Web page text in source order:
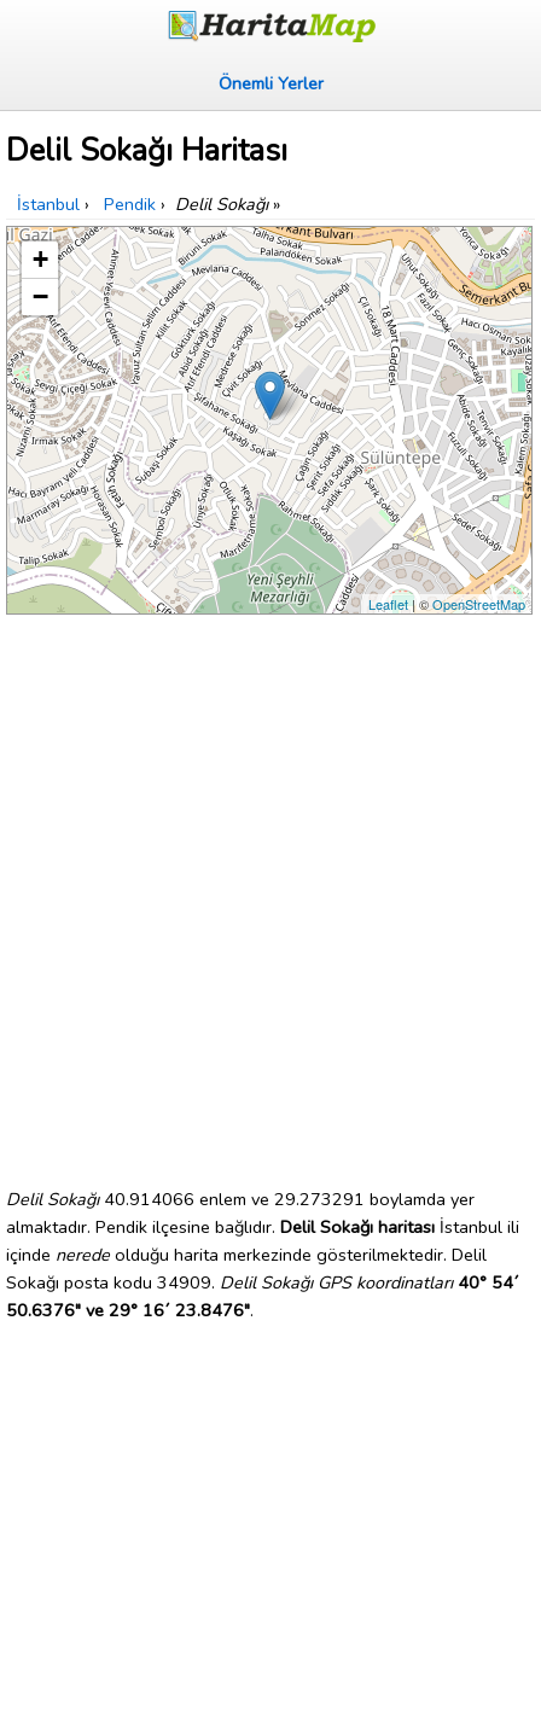
Önemli Yerler
Delil Sokağı Haritası
İstanbul › Pendik › Delil Sokağı»
+
−
Leaflet| ©OpenStreetMap
Delil Sokağı40.914066 enlem ve 29.273291 boylamda yer
almaktadır. Pendik ilçesine bağlıdır. Delil Sokağı haritası İstanbul ili
içinde nerede olduğu harita merkezinde gösterilmektedir. Delil
Sokağı posta kodu 34909. Delil Sokağı GPS koordinatları 40° 54´
50.6376" ve 29° 16´ 23.8476".